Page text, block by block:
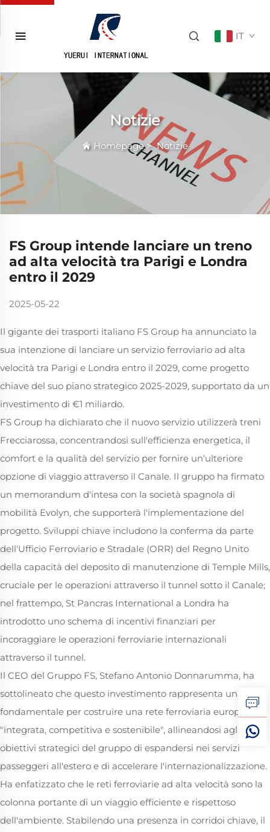
IT
Notizie
Homepage>Notizie
FS Group intende lanciare un treno
ad alta velocità tra Parigi e Londra
entro il 2029
2025-05-22
Il gigante dei trasporti italiano FS Group ha annunciato la
sua intenzione di lanciare un servizio ferroviario ad alta
velocità tra Parigi e Londra entro il 2029, come progetto
chiave del suo piano strategico 2025-2029, supportato da un
investimento di €1 miliardo.
FS Group ha dichiarato che il nuovo servizio utilizzerà treni
Frecciarossa, concentrandosi sull'efficienza energetica, il
comfort e la qualità del servizio per fornire un'ulteriore
opzione di viaggio attraverso il Canale. Il gruppo ha firmato
un memorandum d'intesa con la società spagnola di
mobilità Evolyn, che supporterà l'implementazione del
progetto. Sviluppi chiave includono la conferma da parte
dell'Ufficio Ferroviario e Stradale (ORR) del Regno Unito
della capacità del deposito di manutenzione di Temple Mills,
cruciale per le operazioni attraverso il tunnel sotto il Canale;
nel frattempo, St Pancras International a Londra ha
introdotto uno schema di incentivi finanziari per
incoraggiare le operazioni ferroviarie internazionali
attraverso il tunnel.
Il CEO del Gruppo FS, Stefano Antonio Donnarumma, ha
sottolineato che questo investimento rappresenta un passo
fondamentale per costruire una rete ferroviaria europea
"integrata, competitiva e sostenibile", allineandosi agli
obiettivi strategici del gruppo di espandersi nei servizi
passeggeri all'estero e di accelerare l'internazionalizzazione.
Ha enfatizzato che le reti ferroviarie ad alta velocità sono la
colonna portante di un viaggio efficiente e rispettoso
dell'ambiente. Stabilendo una presenza in corridoi chiave, il